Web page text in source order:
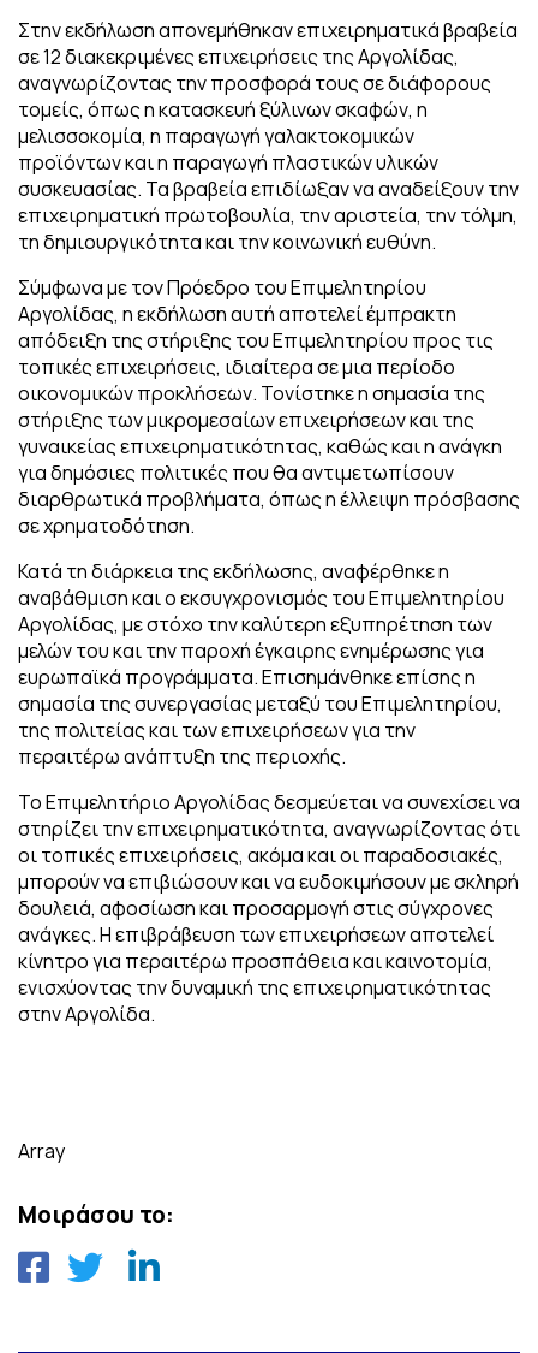
Στην εκδήλωση απονεμήθηκαν επιχειρηματικά βραβεία
σε 12 διακεκριμένες επιχειρήσεις της Αργολίδας,
αναγνωρίζοντας την προσφορά τους σε διάφορους
τομείς, όπως η κατασκευή ξύλινων σκαφών, η
μελισσοκομία, η παραγωγή γαλακτοκομικών
προϊόντων και η παραγωγή πλαστικών υλικών
συσκευασίας. Τα βραβεία επιδίωξαν να αναδείξουν την
επιχειρηματική πρωτοβουλία, την αριστεία, την τόλμη,
τη δημιουργικότητα και την κοινωνική ευθύνη.
Σύμφωνα με τον Πρόεδρο του Επιμελητηρίου
Αργολίδας, η εκδήλωση αυτή αποτελεί έμπρακτη
απόδειξη της στήριξης του Επιμελητηρίου προς τις
τοπικές επιχειρήσεις, ιδιαίτερα σε μια περίοδο
οικονομικών προκλήσεων. Τονίστηκε η σημασία της
στήριξης των μικρομεσαίων επιχειρήσεων και της
γυναικείας επιχειρηματικότητας, καθώς και η ανάγκη
για δημόσιες πολιτικές που θα αντιμετωπίσουν
διαρθρωτικά προβλήματα, όπως η έλλειψη πρόσβασης
σε χρηματοδότηση.
Κατά τη διάρκεια της εκδήλωσης, αναφέρθηκε η
αναβάθμιση και ο εκσυγχρονισμός του Επιμελητηρίου
Αργολίδας, με στόχο την καλύτερη εξυπηρέτηση των
μελών του και την παροχή έγκαιρης ενημέρωσης για
ευρωπαϊκά προγράμματα. Επισημάνθηκε επίσης η
σημασία της συνεργασίας μεταξύ του Επιμελητηρίου,
της πολιτείας και των επιχειρήσεων για την
περαιτέρω ανάπτυξη της περιοχής.
Το Επιμελητήριο Αργολίδας δεσμεύεται να συνεχίσει να
στηρίζει την επιχειρηματικότητα, αναγνωρίζοντας ότι
οι τοπικές επιχειρήσεις, ακόμα και οι παραδοσιακές,
μπορούν να επιβιώσουν και να ευδοκιμήσουν με σκληρή
δουλειά, αφοσίωση και προσαρμογή στις σύγχρονες
ανάγκες. Η επιβράβευση των επιχειρήσεων αποτελεί
κίνητρο για περαιτέρω προσπάθεια και καινοτομία,
ενισχύοντας την δυναμική της επιχειρηματικότητας
στην Αργολίδα.
Array
Μοιράσου το: